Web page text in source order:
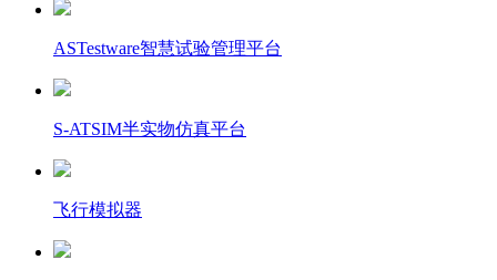
ASTestware智慧试验管理平台
S-ATSIM半实物仿真平台
飞行模拟器